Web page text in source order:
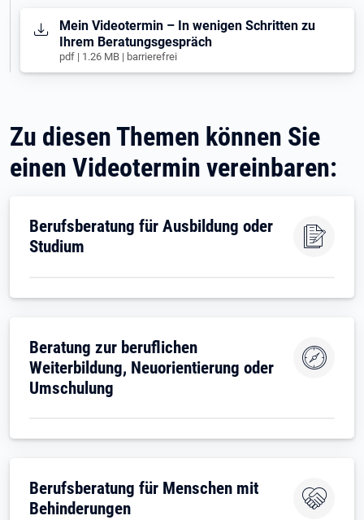
Öffnet in neuem Tab
Mein Videotermin – In wenigen Schritten zu
Ihrem Beratungsgespräch
pdf | 1.26 MB | barrierefrei
Zu diesen Themen können Sie
einen Videotermin vereinbaren:
Berufsberatung für Ausbildung oder
Studium
Beratung zur beruflichen
Weiterbildung, Neuorientierung oder
Umschulung
Berufsberatung für Menschen mit
Behinderungen